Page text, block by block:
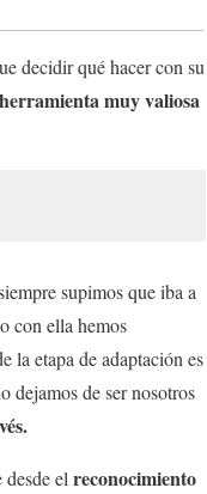
decidir qué hacer con su
muy valiosa
supimos que iba a
con ella hemos
la etapa de adaptación es
dejamos de ser nosotros
el reconocimiento